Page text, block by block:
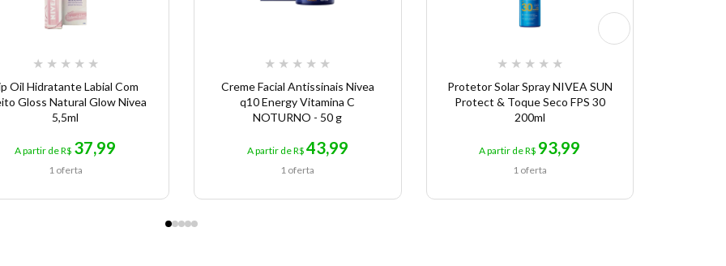
★ ★ ★ ★ ★
Oil Hidratante Labial Com
Gloss Natural Glow Nivea
5,5ml
A partir de R$ 37,99
1 oferta
★ ★ ★ ★ ★
Creme Facial Antissinais Nivea
q10 Energy Vitamina C
NOTURNO - 50 g
A partir de R$ 43,99
1 oferta
★ ★ ★ ★ ★
Protetor Solar Spray NIVEA SUN
Protect & Toque Seco FPS 30
200ml
A partir de R$ 93,99
1 oferta